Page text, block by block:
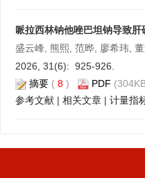
哌拉西林钠他唑巴坦钠导致
盛云峰, 熊熙, 范晔, 廖希玮,
2026, 31(6): 925-926.
摘要 ( 8 ) PDF
参考文献 | 相关文章 | 计量指